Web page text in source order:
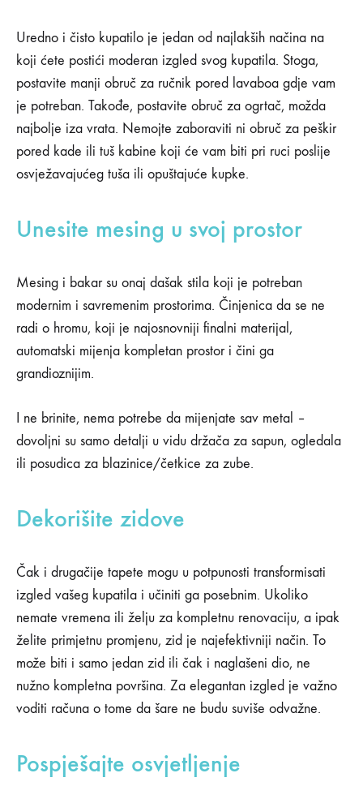
Uredno i čisto kupatilo je jedan od najlakših načina na
koji ćete postići moderan izgled svog kupatila. Stoga,
postavite manji obruč za ručnik pored lavaboa gdje vam
je potreban. Takođe, postavite obruč za ogrtač, možda
najbolje iza vrata. Nemojte zaboraviti ni obruč za peškir
pored kade ili tuš kabine koji će vam biti pri ruci poslije
osvježavajućeg tuša ili opuštajuće kupke.
Unesite mesing u svoj prostor
Mesing i bakar su onaj dašak stila koji je potreban
modernim i savremenim prostorima. Činjenica da se ne
radi o hromu, koji je najosnovniji finalni materijal,
automatski mijenja kompletan prostor i čini ga
grandioznijim.
I ne brinite, nema potrebe da mijenjate sav metal –
dovoljni su samo detalji u vidu držača za sapun, ogledala
ili posudica za blazinice/četkice za zube.
Dekorišite zidove
Čak i drugačije tapete mogu u potpunosti transformisati
izgled vašeg kupatila i učiniti ga posebnim. Ukoliko
nemate vremena ili želju za kompletnu renovaciju, a ipak
želite primjetnu promjenu, zid je najefektivniji način. To
može biti i samo jedan zid ili čak i naglašeni dio, ne
nužno kompletna površina. Za elegantan izgled je važno
voditi računa o tome da šare ne budu suviše odvažne.
Pospješajte osvjetljenje